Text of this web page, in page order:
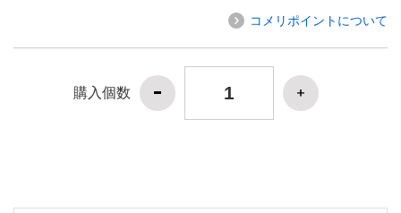
コメリポイントについて
購入個数